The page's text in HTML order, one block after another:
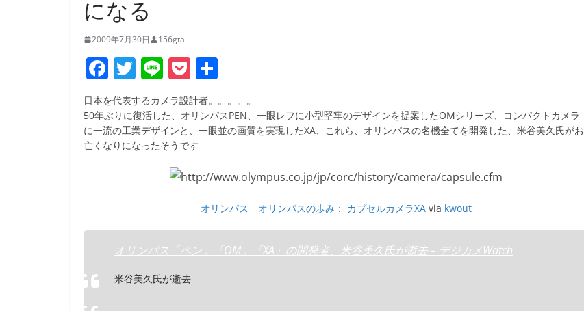
になる
2009年7月30日 156gta
F
a
c
e
b
T
w
itt
er
Li
n
e
P
o
ck
et
日本を代表するカメラ設計者。。。。。
50年ぶりに復活した、オリンパスPEN、一眼レフに小型堅牢のデザインを提案したOMシリーズ、コンパクトカメラ
に一流の工業デザインと、一眼並の画質を実現したXA、これら、オリンパスの名機全てを開発した、米谷美久氏がお
亡くなりになったそうです
オリンパス オリンパスの歩み： カプセルカメラXAvia kwout
オリンパス「ペン」「OM」「XA」の開発者、米谷美久氏が逝去 – デジカメWatch
米谷美久氏が逝去